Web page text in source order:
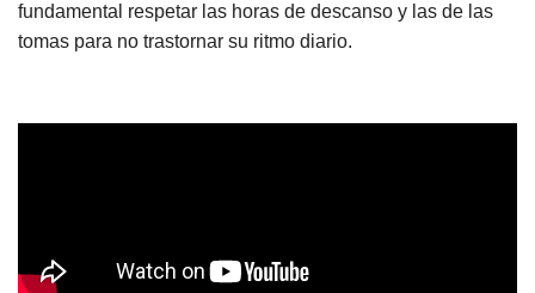
fundamental respetar las horas de descanso y las de las
tomas para no trastornar su ritmo diario.